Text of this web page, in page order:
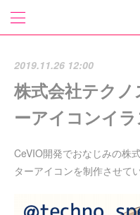
2019.11.26 12:00
株式会社テク
ーアイコンイラ
CeVIO開発でおなじみの株
ターアイコンを制作させて